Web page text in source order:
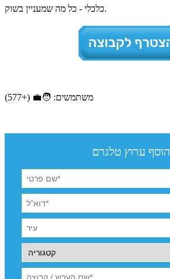
כלכלי - כל מה שמעניין בשוק.
משתמשים: 🧑‍💼 (+577)
הוסף ערוץ טלגרם